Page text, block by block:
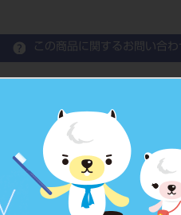
この商品に関するお問い合わ
Dia Files
コード